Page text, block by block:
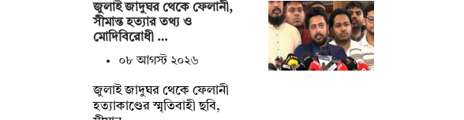
জুলাই জাদুঘর থেকে ফেলানী,
সীমান্ত হত্যার তথ্য ও
মোদিবিরোধী …
০৮ আগস্ট ২০২৬
জুলাই জাদুঘর থেকে ফেলানী
হত্যাকাণ্ডের স্মৃতিবাহী ছবি,